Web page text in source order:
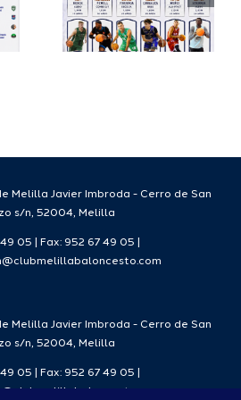
FEB para
2026/27
Melilla Javier Imbroda - Cerro de San
s/n, 52004, Melilla
05 | Fax: 952 67 49 05 |
Melilla Javier Imbroda - Cerro de San
s/n, 52004, Melilla
05 | Fax: 952 67 49 05 |